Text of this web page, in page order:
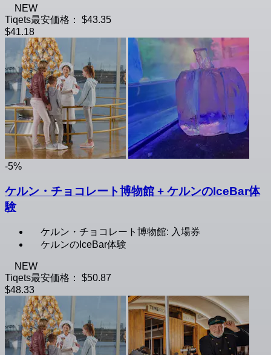
NEW
Tiqets最安価格：
$43.35
$41.18
-5%
ケルン・チョコレート博物館 + ケルンのIceBar体
験
ケルン・チョコレート博物館: 入場券
ケルンのIceBar体験
NEW
Tiqets最安価格：
$50.87
$48.33